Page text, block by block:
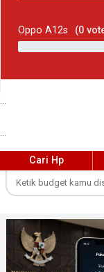
Oppo A12s (0
Cari Hp